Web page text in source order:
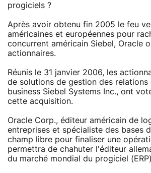
progiciels ?
Après avoir obtenu fin 2005 le feu
américaines et européennes pour
concurrent américain Siebel, Oracle
actionnaires.
Réunis le 31 janvier 2006, les
de solutions de gestion des
business Siebel Systems Inc., ont
cette acquisition.
Oracle Corp., éditeur américain de
entreprises et spécialiste des bases
champ libre pour finaliser une
permettra de chahuter l'éditeur
du marché mondial du progiciel